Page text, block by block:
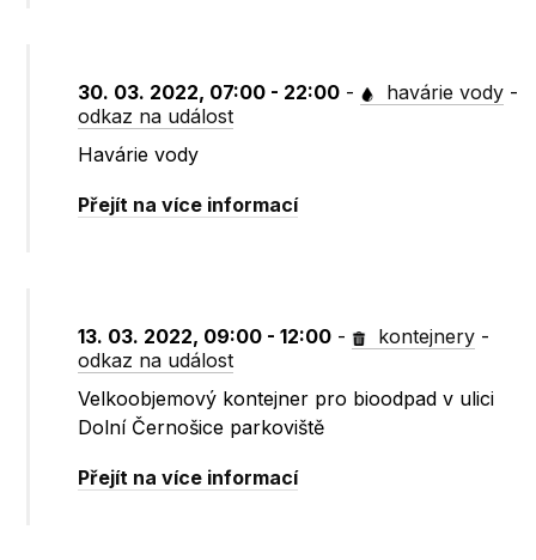
30. 03. 2022, 07:00 - 22:00 - havárie vody -
odkaz na událost
Havárie vody
Přejít na více informací
13. 03. 2022, 09:00 - 12:00 - kontejnery -
odkaz na událost
Velkoobjemový kontejner pro bioodpad v ulici
Dolní Černošice parkoviště
Přejít na více informací